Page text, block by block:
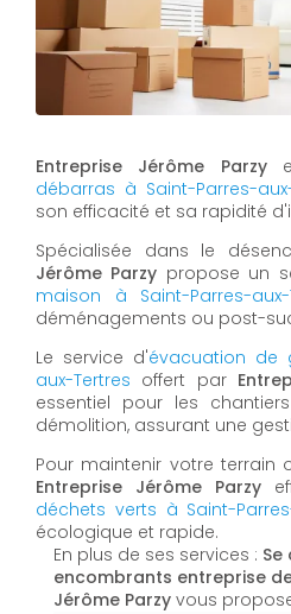
Entreprise Jérôme Parzy
débarras à Saint-Parres-
son efficacité et sa rapidité
Spécialisée dans le
Jérôme Parzy propose un
maison à Saint-Parres-aux-
déménagements ou post-
Le service d'évacuation de
aux-Tertres offert par
essentiel pour les
démolition, assurant une
Pour maintenir votre terrain
Entreprise Jérôme Parzy
déchets verts à Saint-
écologique et rapide.
En plus de ses services :
encombrants entreprise
Jérôme Parzy vous